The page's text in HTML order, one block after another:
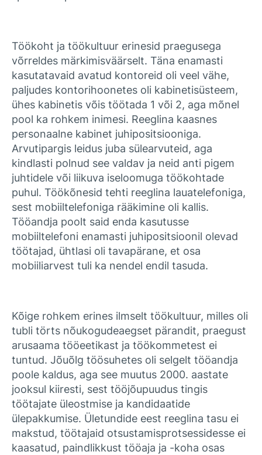
Töökoht ja töökultuur erinesid praegusega
võrreldes märkimisväärselt. Täna enamasti
kasutatavaid avatud kontoreid oli veel vähe,
paljudes kontorihoonetes oli kabinetisüsteem,
ühes kabinetis võis töötada 1 või 2, aga mõnel
pool ka rohkem inimesi. Reeglina kaasnes
personaalne kabinet juhipositsiooniga.
Arvutipargis leidus juba sülearvuteid, aga
kindlasti polnud see valdav ja neid anti pigem
juhtidele või liikuva iseloomuga töökohtade
puhul. Töökõnesid tehti reeglina lauatelefoniga,
sest mobiiltelefoniga rääkimine oli kallis.
Tööandja poolt said enda kasutusse
mobiiltelefoni enamasti juhipositsioonil olevad
töötajad, ühtlasi oli tavapärane, et osa
mobiiliarvest tuli ka nendel endil tasuda.
Kõige rohkem erines ilmselt töökultuur, milles oli
tubli törts nõukogudeaegset pärandit, praegust
arusaama tööeetikast ja töökommetest ei
tuntud. Jõuõlg töösuhetes oli selgelt tööandja
poole kaldus, aga see muutus 2000. aastate
jooksul kiiresti, sest tööjõupuudus tingis
töötajate üleostmise ja kandidaatide
ülepakkumise. Ületundide eest reeglina tasu ei
makstud, töötajaid otsustamisprotsessidesse ei
kaasatud, paindlikkust tööaja ja -koha osas